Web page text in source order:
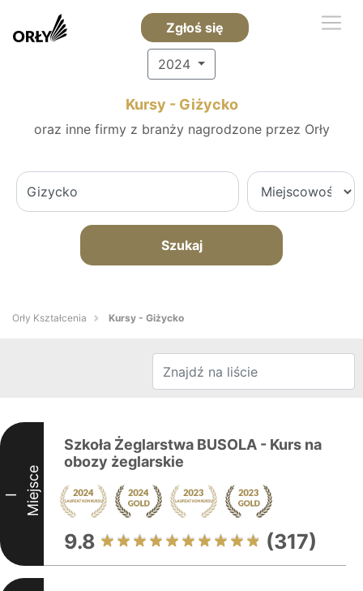
Zgłoś się
2024
Kursy - Giżycko
oraz inne firmy z branży nagrodzone przez Orły
Szukaj
Orły Kształcenia Kursy - Giżycko
I Miejsce
Szkoła Żeglarstwa BUSOLA - Kurs na
obozy żeglarskie
9.8 (317)